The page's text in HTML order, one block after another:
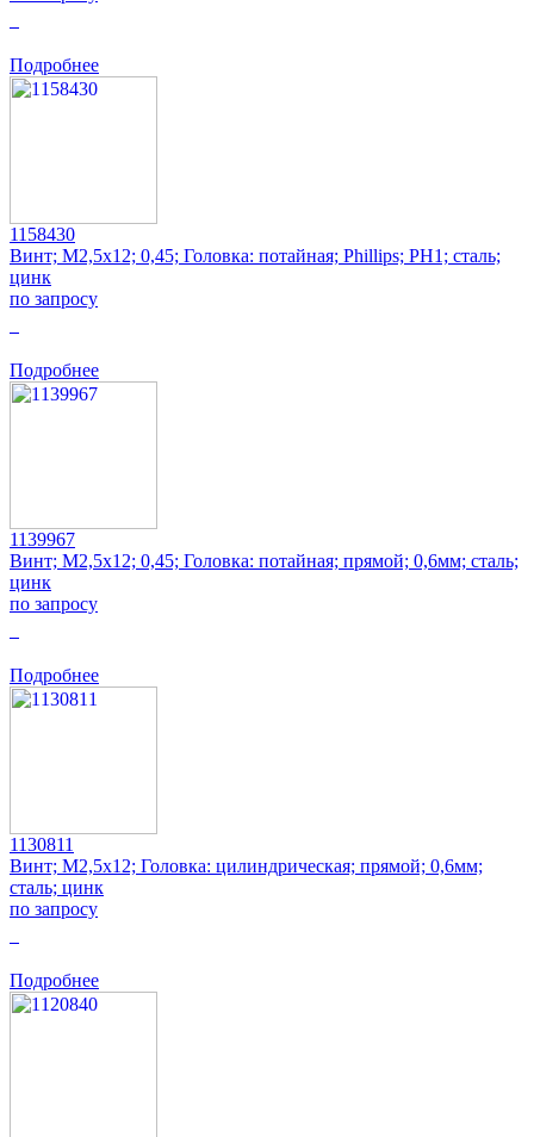
Подробнее
1158430
Винт; M2,5x12; 0,45; Головка: потайная; Phillips; PH1; сталь;
цинк
по запросу
Подробнее
1139967
Винт; M2,5x12; 0,45; Головка: потайная; прямой; 0,6мм; сталь;
цинк
по запросу
Подробнее
1130811
Винт; M2,5x12; Головка: цилиндрическая; прямой; 0,6мм;
сталь; цинк
по запросу
Подробнее